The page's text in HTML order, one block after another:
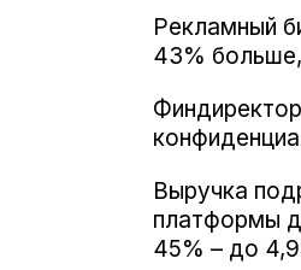
Рекламный
43%
Выручка
платформы
45% – до